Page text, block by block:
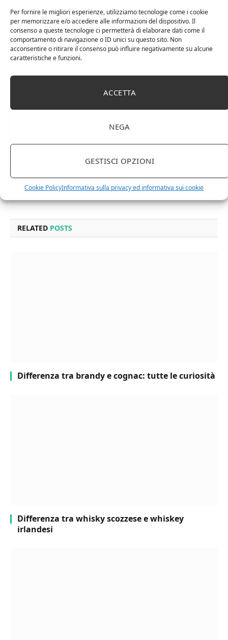
Per fornire le migliori esperienze, utilizziamo tecnologie come i cookie
per memorizzare e/o accedere alle informazioni del dispositivo. Il
consenso a queste tecnologie ci permetterà di elaborare dati come il
comportamento di navigazione o ID unici su questo sito. Non
acconsentire o ritirare il consenso può influire negativamente su alcune
caratteristiche e funzioni.
ACCETTA
NEGA
GESTISCI OPZIONI
Cookie PolicyInformativa sulla privacy ed informativa sui cookie
stagionati, l’abbinamento perfetto è sicuramente
quello col Rosso Toscana I.G.T. dal sapore solido e
persistente. E per accompagnare egregiamente della
cacciagione o dei formaggi a pasta dura, il Chianti
Classico D.O.C.G. Riserva, con un sentore di vaniglia e
frutta ad arricchirlo, è la scelta più indicata per
Chianti chianti classico
RELATED POSTS
Differenza tra brandy e cognac: tutte le curiosità
Differenza tra whisky scozzese e whiskey
irlandesi